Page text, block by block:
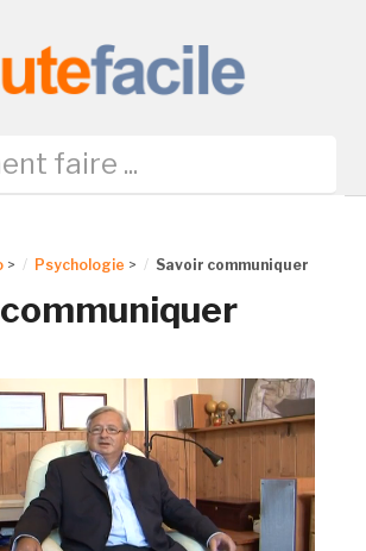
> Psychologie > Savoir communiquer